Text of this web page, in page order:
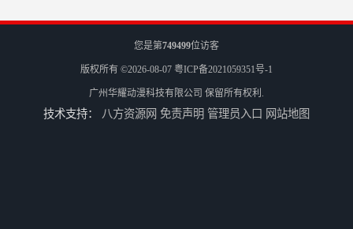
您是第749499位访客
版权所有 ©2026-08-07 粤ICP备2021059351号-1
广州华耀动漫科技有限公司 保留所有权利.
技术支持： 八方资源网 免责声明 管理员入口 网站地图